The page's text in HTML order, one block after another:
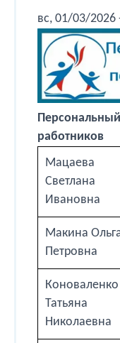
вс, 01/03/2026
Персональный
работников
Мацаева
Светлана
Ивановна
Макина
Петровна
Коноваленко
Татьяна
Николаевна